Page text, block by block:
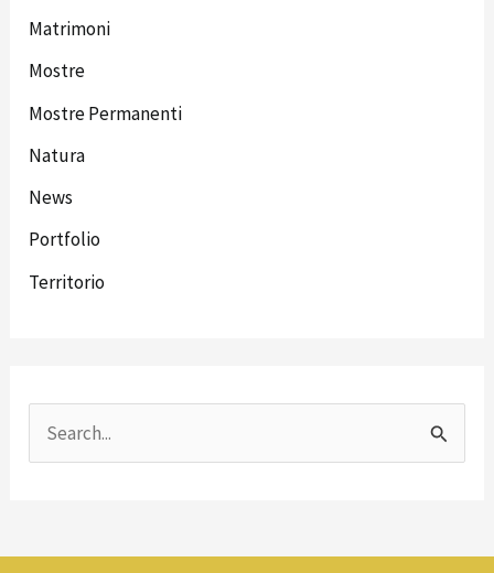
Matrimoni
Mostre
Mostre Permanenti
Natura
News
Portfolio
Territorio
c